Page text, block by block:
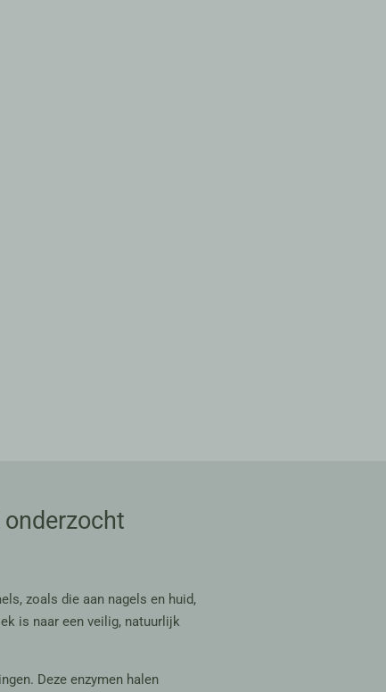
zoals die aan nagels en huid,
is naar een veilig, natuurlijk
Deze enzymen halen